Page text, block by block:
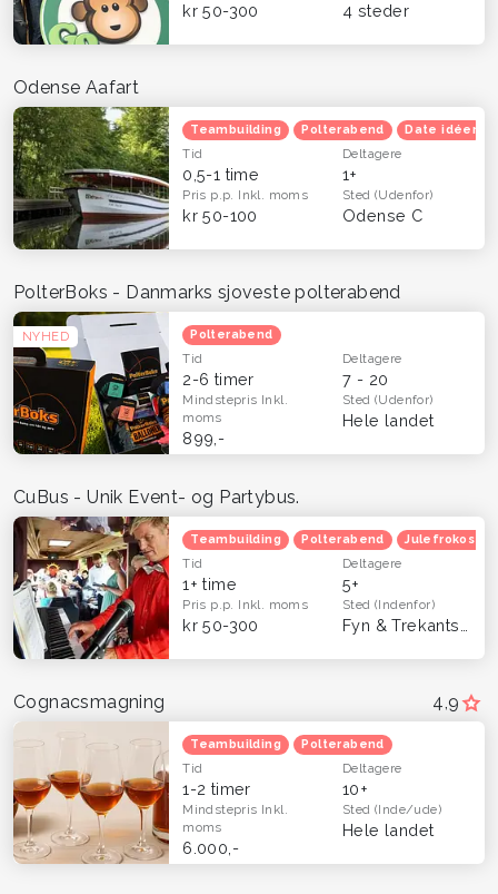
kr 50-300 4 steder
Odense Aafart
Teambuilding Polterabend Date idéer
Tid
0,5-1 time
Deltagere
1+
Pris p.p. Inkl. moms
kr 50-100
Sted(Udenfor)
Odense C
NYHED
PolterBoks - Danmarks sjoveste polterabend
Polterabend
Tid
2-6 timer
Deltagere
7 - 20
Mindstepris Inkl.
moms
899,-
Sted(Udenfor)
Hele landet
CuBus - Unik Event- og Partybus.
Teambuilding Polterabend Julefrokost
Tid
1+ time
Deltagere
5+
Pris p.p. Inkl. moms
kr 50-300
Sted(Indenfor)
4,9
Cognacsmagning
Teambuilding Polterabend
Tid
1-2 timer
Deltagere
10+
Mindstepris Inkl.
moms
6.000,-
Sted(Inde/ude)
Hele landet